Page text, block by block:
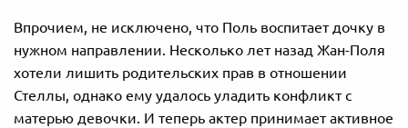
Впрочием, не исключено, что Поль воспитает дочку в
нужном направлении. Несколько лет назад Жан-Поля
хотели лишить родительских прав в отношении
Стеллы, однако ему удалось уладить конфликт с
матерью девочки. И теперь актер принимает активное